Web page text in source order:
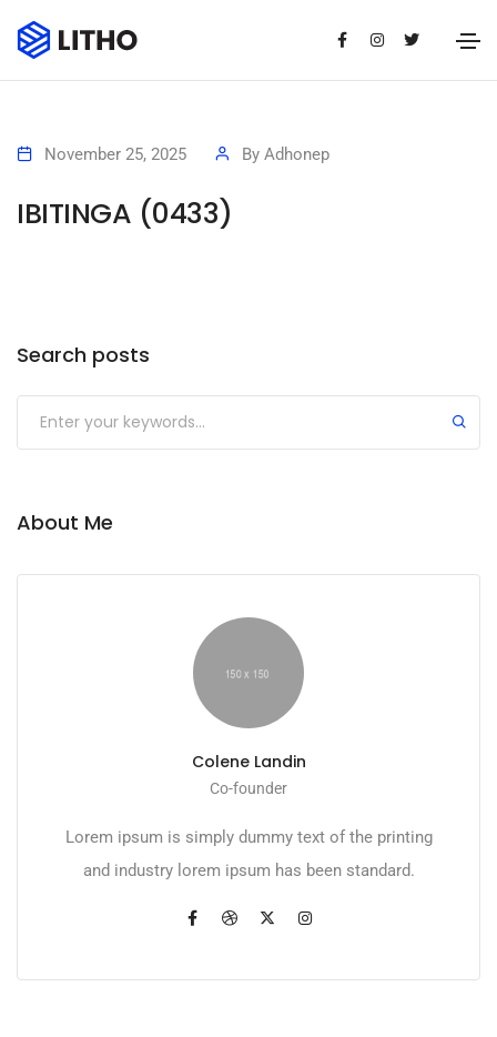
November 25, 2025 By Adhonep
IBITINGA (0433)
Search posts
Submit
About Me
Colene Landin
Co-founder
Lorem ipsum is simply dummy text of the printing
and industry lorem ipsum has been standard.